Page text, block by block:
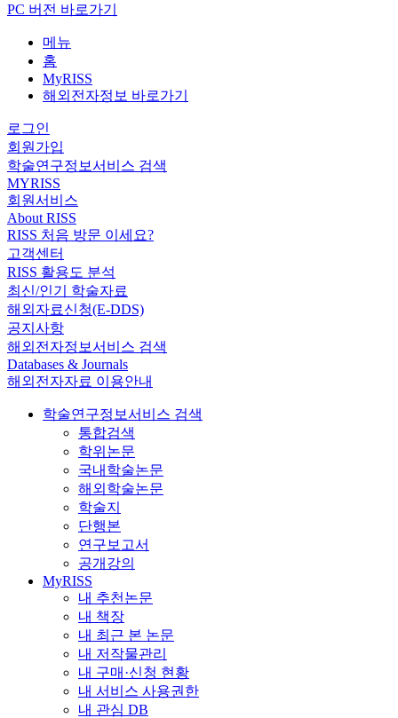
PC 버전 바로가기
메뉴
홈
MyRISS
해외전자정보 바로가기
로그인
회원가입
학술연구정보서비스 검색
MYRISS
회원서비스
About RISS
RISS 처음 방문 이세요?
고객센터
RISS 활용도 분석
최신/인기 학술자료
해외자료신청(E-DDS)
공지사항
해외전자정보서비스 검색
Databases & Journals
해외전자자료 이용안내
학술연구정보서비스 검색
통합검색
학위논문
국내학술논문
해외학술논문
학술지
단행본
연구보고서
공개강의
MyRISS
내 추천논문
내 책장
내 최근 본 논문
내 저작물관리
내 구매·신청 현황
내 서비스 사용권한
내 관심 DB